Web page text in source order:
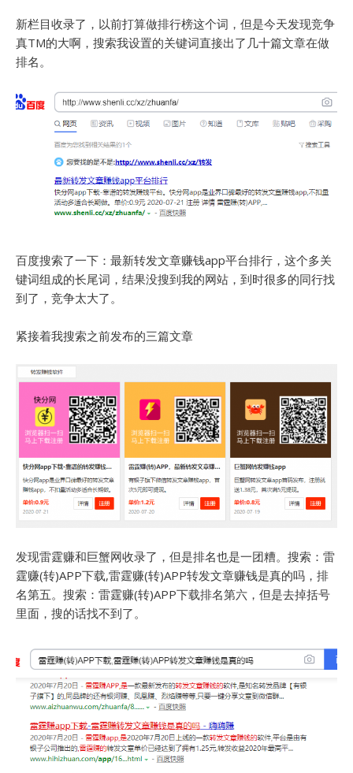
新栏目收录了，以前打算做排行榜这个词，但是今天发现竞争
真TM的大啊，搜索我设置的关键词直接出了几十篇文章在做
排名。
百度搜索了一下：最新转发文章赚钱app平台排行，这个多关
键词组成的长尾词，结果没搜到我的网站，到时很多的同行找
到了，竞争太大了。
紧接着我搜索之前发布的三篇文章
发现雷霆赚和巨蟹网收录了，但是排名也是一团糟。搜索：雷
霆赚(转)APP下载,雷霆赚(转)APP转发文章赚钱是真的吗，排
名第五。搜索：雷霆赚(转)APP下载排名第六，但是去掉括号
里面，搜的话找不到了。